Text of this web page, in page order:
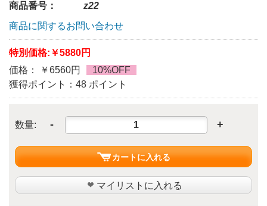
商品番号：
z22
商品に関するお問い合わせ
特別価格: ￥5880円
価格： ￥6560円
10%OFF
獲得ポイント：48 ポイント
数量: - +
カートに入れる
マイリストに入れる